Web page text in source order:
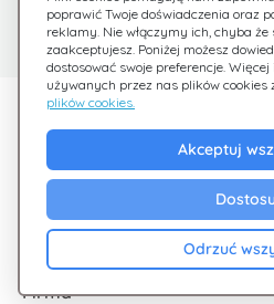
poprawić Twoje doświadczenia oraz
reklamy. Nie włączymy ich, chyba że
zaakceptujesz. Poniżej możesz
dostosować swoje preferencje.
używanych przez nas plików cookies
plików cookies.
Akceptuj
Odrzuć
Jesteśmy tu dla Ciebie
Odkryj Giftsy
Cashback
Blog
Firma